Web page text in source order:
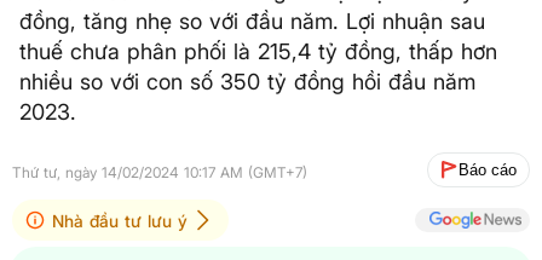
đồng, tăng nhẹ so với đầu năm. Lợi nhuận sau
thuế chưa phân phối là 215,4 tỷ đồng, thấp hơn
nhiều so với con số 350 tỷ đồng hồi đầu năm
2023.
Thứ tư, ngày 14/02/2024 10:17 AM (GMT+7) Báo cáo
Nhà đầu tư lưu ý